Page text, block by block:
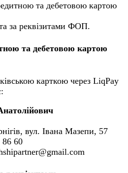
та дебетовою картою
за реквізитами ФОП.
та дебетовою картою
карткою через LiqPay
вул. Івана Мазепи, 57
86 60